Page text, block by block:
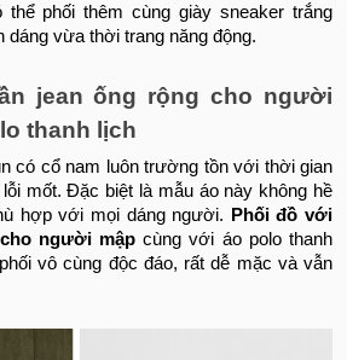
thể phối thêm cùng giày sneaker trắng
dáng vừa thời trang năng động.
jean ống rộng cho người
thanh lịch
có cổ nam luôn trường tồn với thời gian
mốt. Đặc biệt là mẫu áo này không hề
hợp với mọi dáng người.
Phối đồ với
người mậpcùng với áo polo thanh
vô cùng độc đáo, rất dễ mặc và vẫn